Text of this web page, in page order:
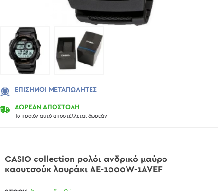
ΔΩΡΕΑΝ ΑΠΟΣΤΟΛΗ
Το προϊόν αυτό αποστέλλεται δωρεάν
ΕΠΊΣΗΜΟΙ ΜΕΤΑΠΩΛΗΤΈΣ
CASIO collection ρολόι ανδρικό μαύρο
καουτσούκ λουράκι AE-1000W-1AVEF